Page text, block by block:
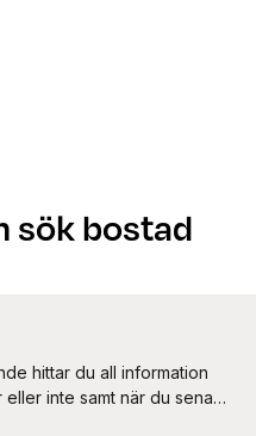
sök bostad
hittar du all information
inte samt när du senast